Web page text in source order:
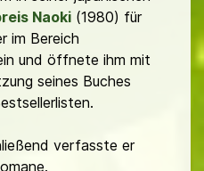
Naoki (1980) für
im Bereich
und öffnete ihm mit
seines Buches
verfasste er